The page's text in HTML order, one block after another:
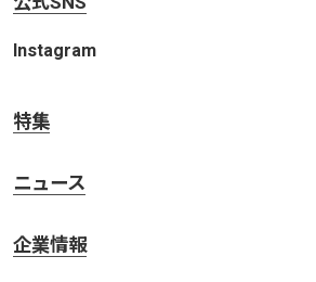
Instagram
特集
ニュース
企業情報